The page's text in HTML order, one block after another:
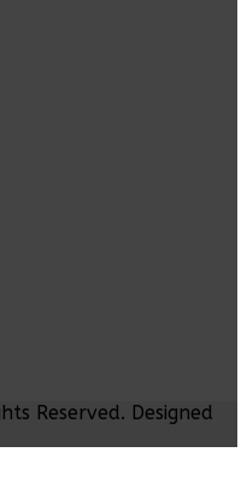
Reserved. Designed